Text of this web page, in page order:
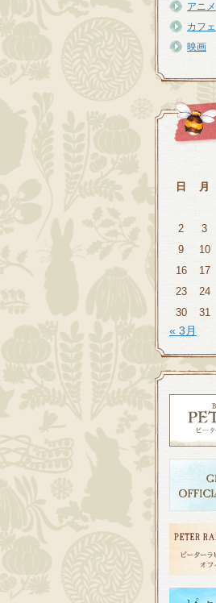
アニメ
カフェ
映画
日
月
2
3
9
10
16
17
23
24
30
31
« 3月